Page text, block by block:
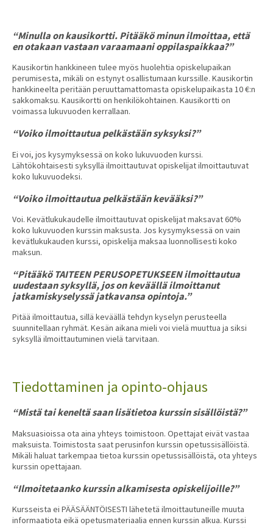
“Minulla on kausikortti. Pitääkö minun ilmoittaa, että
en otakaan vastaan varaamaani oppilaspaikkaa?”
Kausikortin hankkineen tulee myös huolehtia opiskelupaikan
perumisesta, mikäli on estynyt osallistumaan kurssille. Kausikortin
hankkineelta peritään peruuttamattomasta opiskelupaikasta 10 €:n
sakkomaksu. Kausikortti on henkilökohtainen. Kausikortti on
voimassa lukuvuoden kerrallaan.
“Voiko ilmoittautua pelkästään syksyksi?”
Ei voi, jos kysymyksessä on koko lukuvuoden kurssi.
Lähtökohtaisesti syksyllä ilmoittautuvat opiskelijat ilmoittautuvat
koko lukuvuodeksi.
“Voiko ilmoittautua pelkästään kevääksi?”
Voi. Kevätlukukaudelle ilmoittautuvat opiskelijat maksavat 60%
koko lukuvuoden kurssin maksusta. Jos kysymyksessä on vain
kevätlukukauden kurssi, opiskelija maksaa luonnollisesti koko
maksun.
“Pitääkö TAITEEN PERUSOPETUKSEEN ilmoittautua
uudestaan syksyllä, jos on keväällä ilmoittanut
jatkamiskyselyssä jatkavansa opintoja.”
Pitää ilmoittautua, sillä keväällä tehdyn kyselyn perusteella
suunnitellaan ryhmät. Kesän aikana mieli voi vielä muuttua ja siksi
syksyllä ilmoittautuminen vielä tarvitaan.
Tiedottaminen ja opinto-ohjaus
“Mistä tai keneltä saan lisätietoa kurssin sisällöistä?”
Maksuasioissa ota aina yhteys toimistoon. Opettajat eivät vastaa
maksuista. Toimistosta saat perusinfon kurssin opetussisällöistä.
Mikäli haluat tarkempaa tietoa kurssin opetussisällöistä, ota yhteys
kurssin opettajaan.
“Ilmoitetaanko kurssin alkamisesta opiskelijoille?”
Kursseista ei PÄÄSÄÄNTÖISESTI lähetetä ilmoittautuneille muuta
informaatiota eikä opetusmateriaalia ennen kurssin alkua. Kurssi